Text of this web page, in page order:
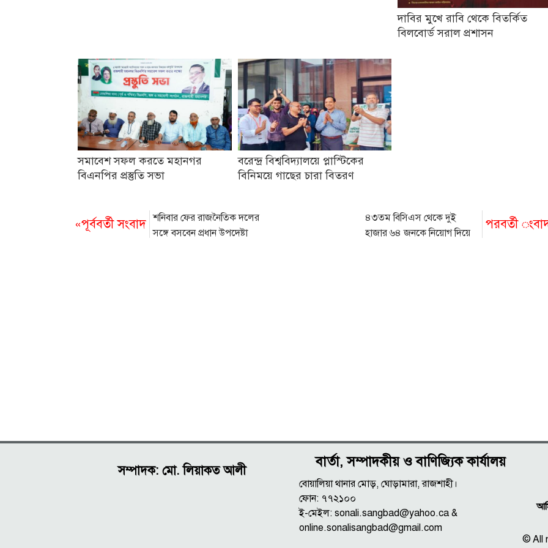
দাবির মুখে রাবি থেকে বিতর্কিত
বিলবোর্ড সরাল প্রশাসন
সমাবেশ সফল করতে মহানগর
বিএনপির প্রস্তুতি সভা
বরেন্দ্র বিশ্ববিদ্যালয়ে প্লাস্টিকের
বিনিময়ে গাছের চারা বিতরণ
«পূর্ববর্তী সংবাদ শনিবার ফের রাজনৈতিক দলের
সঙ্গে বসবেন প্রধান উপদেষ্টা
পরবর্তী
৪৩তম বিসিএস থেকে দুই
হাজার ৬৪ জনকে নিয়োগ দিয়ে
সম্পাদক: মো. লিয়াকত আলী
বার্তা, সম্পাদকীয় ও বাণিজ্যিক কার্যালয়
বোয়ালিয়া থানার মোড়, ঘোড়ামারা, রাজশাহী।
ফোন: ৭৭২১০০
ই-মেইল: sonali.sangbad@yahoo.ca &
online.sonalisangbad@gmail.com
© All